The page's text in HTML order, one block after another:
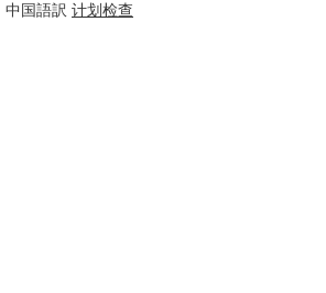
中国語訳 计划检查